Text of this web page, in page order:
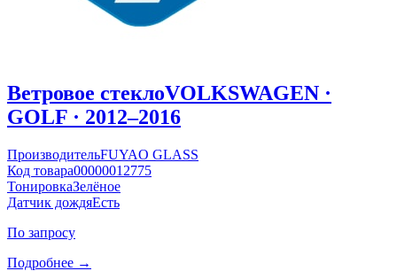
Ветровое стеклоVOLKSWAGEN ·
GOLF · 2012–2016
ПроизводительFUYAO GLASS
Код товара00000012775
ТонировкаЗелёное
Датчик дождяЕсть
По запросу
Подробнее →